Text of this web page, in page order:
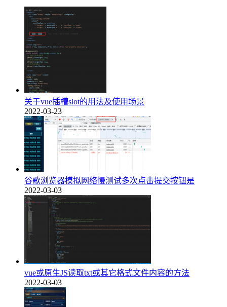
关于vue插槽slot的用法及使用场景
2022-03-23
谷歌浏览器模拟网络慢测试多次点击提交按钮是
2022-03-03
vue或原生JS读取txt或其它格式文件内容的方法
2022-03-03